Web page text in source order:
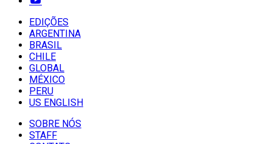
EDIÇÕES
ARGENTINA
BRASIL
CHILE
GLOBAL
MÉXICO
PERU
US ENGLISH
SOBRE NÓS
STAFF